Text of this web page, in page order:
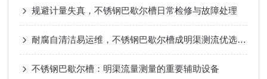
规避计量失真，不锈钢巴歇尔槽日常检修与故障处理
耐腐自清洁易运维，不锈钢巴歇尔槽成明渠测流优选设备
不锈钢巴歇尔槽：明渠流量测量的重要辅助设备